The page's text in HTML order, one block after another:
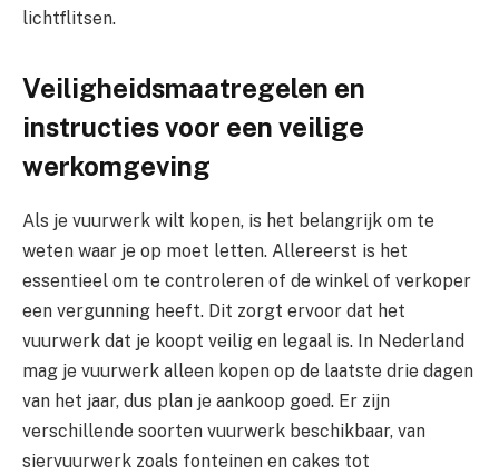
lichtflitsen.
Veiligheidsmaatregelen en
instructies voor een veilige
werkomgeving
Als je vuurwerk wilt kopen, is het belangrijk om te
weten waar je op moet letten. Allereerst is het
essentieel om te controleren of de winkel of verkoper
een vergunning heeft. Dit zorgt ervoor dat het
vuurwerk dat je koopt veilig en legaal is. In Nederland
mag je vuurwerk alleen kopen op de laatste drie dagen
van het jaar, dus plan je aankoop goed. Er zijn
verschillende soorten vuurwerk beschikbaar, van
siervuurwerk zoals fonteinen en cakes tot